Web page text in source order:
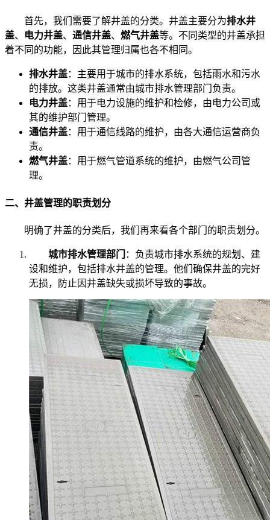
首先，我们需要了解井盖的分类。井盖主要分为排水井
盖、 电力井盖、 通信井盖、 燃气井盖等。不同类型的井盖承担
着不同的功能，因此其管理归属也各不相同。
排水井盖：主要用于城市的排水系统，包括雨水和污水
的排放。这类井盖通常由城市排水管理部门负责。
电力井盖：用于电力设施的维护和检修，由电力公司或
其的维护部门管理。
通信井盖：用于通信线路的维护，由各大通信运营商负
责。
燃气井盖：用于燃气管道系统的维护，由燃气公司管
理。
二、井盖管理的职责划分
明确了井盖的分类后，我们再来看各个部门的职责划分。
城市排水管理部门
：负责城市排水系统的规划、建
设和维护，包括排水井盖的管理。他们确保井盖的完好
无损，防止因井盖缺失或损坏导致的事故。